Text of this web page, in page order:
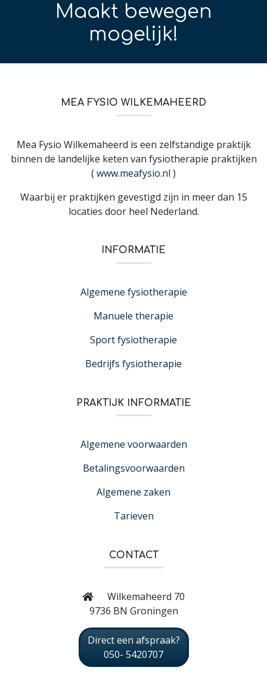
Maakt bewegen
mogelijk!
MEA FYSIO WILKEMAHEERD
Mea Fysio Wilkemaheerd is een zelfstandige praktijk
binnen de landelijke keten van fysiotherapie praktijken
( www.meafysio.nl )
Waarbij er praktijken gevestigd zijn in meer dan 15
locaties door heel Nederland.
INFORMATIE
Algemene fysiotherapie
Manuele therapie
Sport fysiotherapie
Bedrijfs fysiotherapie
PRAKTIJK INFORMATIE
Algemene voorwaarden
Betalingsvoorwaarden
Algemene zaken
Tarieven
CONTACT
Wilkemaheerd 70
9736 BN Groningen
Direct een afspraak?
050- 5420707